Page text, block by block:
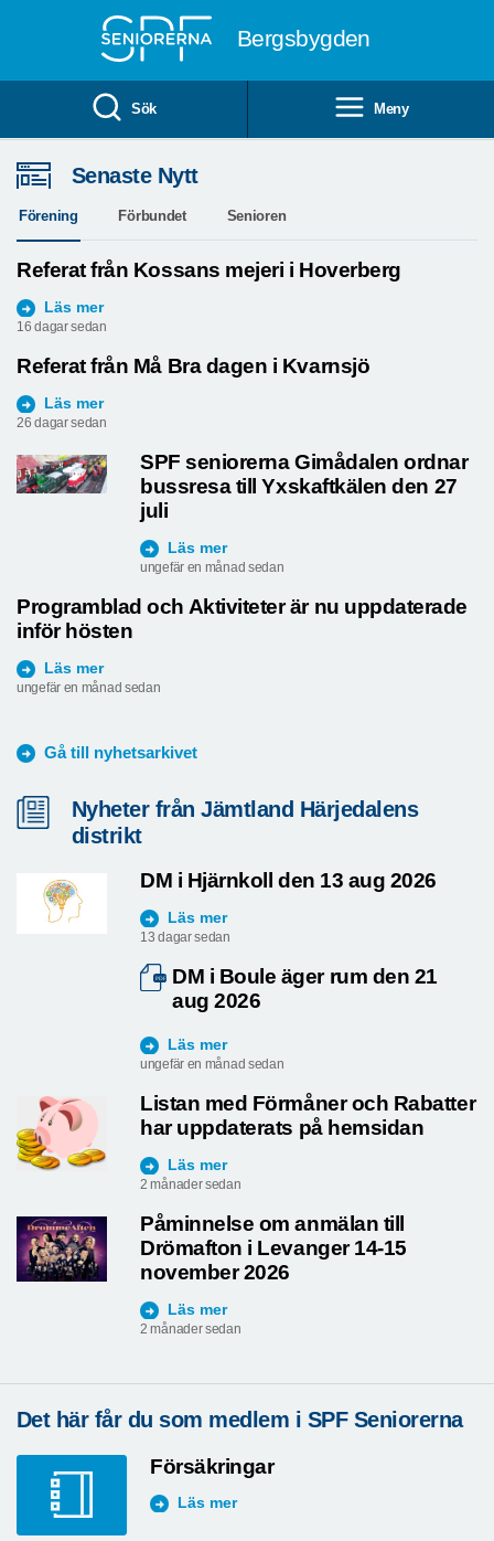
Bergsbygden
Sök Meny
Senaste Nytt
Förening Förbundet Senioren
Referat från Kossans mejeri i Hoverberg
Läs mer
16 dagar sedan
Referat från Må Bra dagen i Kvarnsjö
Läs mer
26 dagar sedan
SPF seniorerna Gimådalen ordnar
bussresa till Yxskaftkälen den 27
juli
Läs mer
ungefär en månad sedan
Programblad och Aktiviteter är nu uppdaterade
inför hösten
Läs mer
ungefär en månad sedan
Gå till nyhetsarkivet
Nyheter från Jämtland Härjedalens
distrikt
DM i Hjärnkoll den 13 aug 2026
Läs mer
13 dagar sedan
DM i Boule äger rum den 21
aug 2026
Läs mer
ungefär en månad sedan
Listan med Förmåner och Rabatter
har uppdaterats på hemsidan
Läs mer
2 månader sedan
Påminnelse om anmälan till
Drömafton i Levanger 14-15
november 2026
Läs mer
2 månader sedan
Det här får du som medlem i SPF Seniorerna
Försäkringar
Läs mer